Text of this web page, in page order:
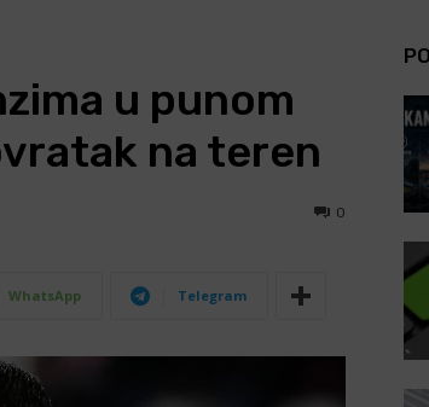
u punom
na teren
0
WhatsApp Telegram